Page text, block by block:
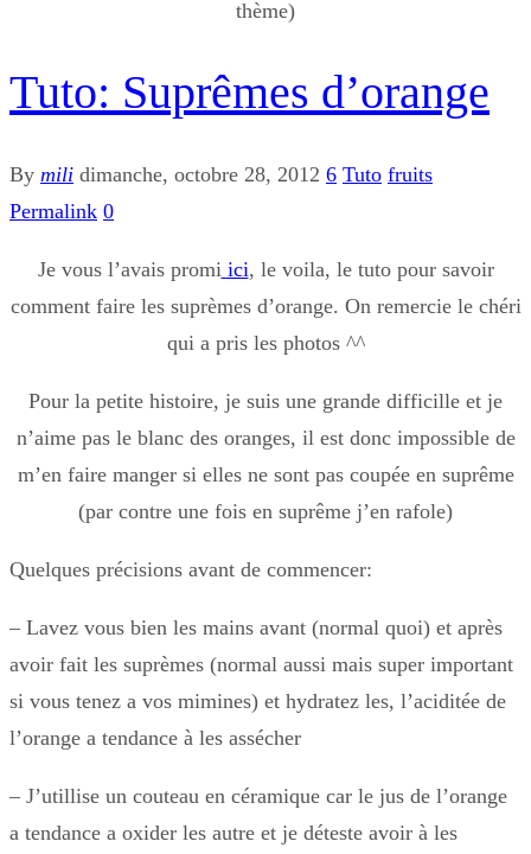
thème)
Tuto: Suprêmes d’orange
By mili dimanche, octobre 28, 2012 6 Tuto fruits
Permalink 0
Je vous l’avais promi ici, le voila, le tuto pour savoir
comment faire les suprèmes d’orange. On remercie le chéri
qui a pris les photos ^^
Pour la petite histoire, je suis une grande difficille et je
n’aime pas le blanc des oranges, il est donc impossible de
m’en faire manger si elles ne sont pas coupée en suprême
(par contre une fois en suprême j’en rafole)
Quelques précisions avant de commencer:
– Lavez vous bien les mains avant (normal quoi) et après
avoir fait les suprèmes (normal aussi mais super important
si vous tenez a vos mimines) et hydratez les, l’aciditée de
l’orange a tendance à les assécher
– J’utillise un couteau en céramique car le jus de l’orange
a tendance a oxider les autre et je déteste avoir à les